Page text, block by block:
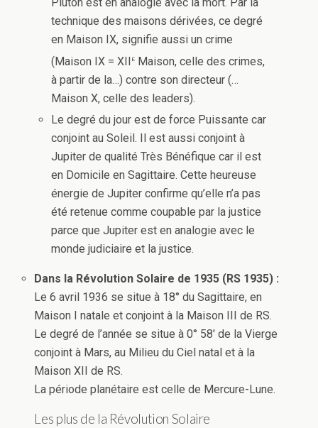
technique des maisons dérivées, ce degré
en Maison IX, signifie aussi un crime
(Maison IX = XIIe Maison, celle des crimes,
à partir de la…) contre son directeur (…
Maison X, celle des leaders).
Le degré du jour est de force Puissante car
conjoint au Soleil. Il est aussi conjoint à
Jupiter de qualité Très Bénéfique car il est
en Domicile en Sagittaire. Cette heureuse
énergie de Jupiter confirme qu’elle n’a pas
été retenue comme coupable par la justice
parce que Jupiter est en analogie avec le
monde judiciaire et la justice.
Dans la Révolution Solaire de 1935 (RS 1935) :
Le 6 avril 1936 se situe à 18° du Sagittaire, en
Maison I natale et conjoint à la Maison III de RS.
Le degré de l’année se situe à 0° 58′ de la Vierge
conjoint à Mars, au Milieu du Ciel natal et à la
Maison XII de RS.
La période planétaire est celle de Mercure-Lune.
Les plus de la Révolution Solaire